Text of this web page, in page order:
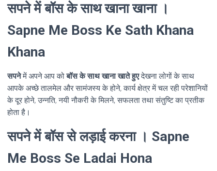
सपने में बॉस के साथ खाना खाना ।
Sapne Me Boss Ke Sath Khana
Khana
सपनेमें अपने आप कोबॉस के साथ खाना खाते हुएदेखना लोगों के साथ
आपके अच्छे तालमेल और सामंजस्य के होने, कार्य क्षेत्र में चल रही परेशानियों
के दूर होने, उन्नति, नयी नौकरी के मिलने, सफलता तथा संतुष्टि का प्रतीक
होता है।
सपने में बॉस से लड़ाई करना । Sapne
Me Boss Se Ladai Hona